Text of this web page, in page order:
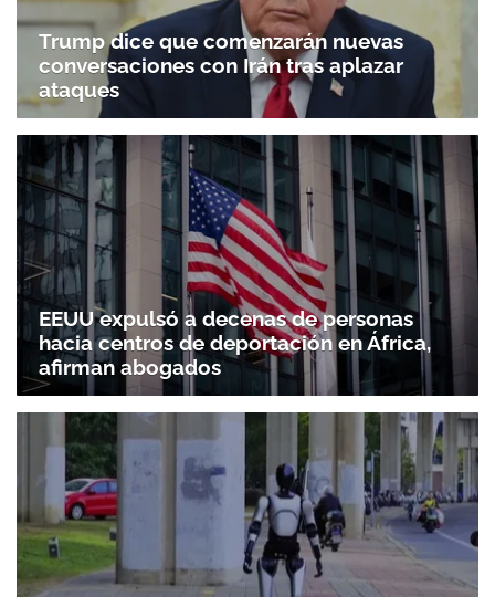
Trump dice que comenzarán nuevas
conversaciones con Irán tras aplazar
ataques
EEUU expulsó a decenas de personas
hacia centros de deportación en África,
afirman abogados